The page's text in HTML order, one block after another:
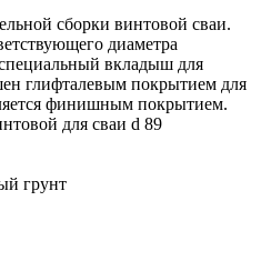
сборки винтовой сваи.
диаметра
вкладыш для
глифталевым покрытием для
финишным покрытием.
для сваи d 89
грунт